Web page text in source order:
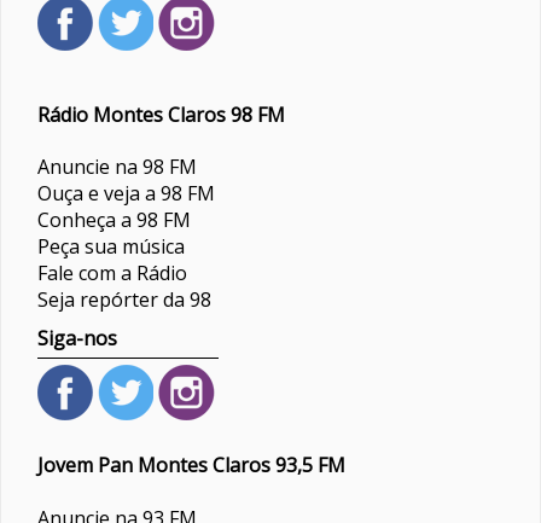
Rádio Montes Claros 98 FM
Anuncie na 98 FM
Ouça e veja a 98 FM
Conheça a 98 FM
Peça sua música
Fale com a Rádio
Seja repórter da 98
Siga-nos
Jovem Pan Montes Claros 93,5 FM
Anuncie na 93 FM